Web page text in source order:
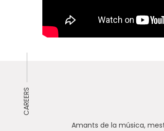
CAREERS
Amants de la música,